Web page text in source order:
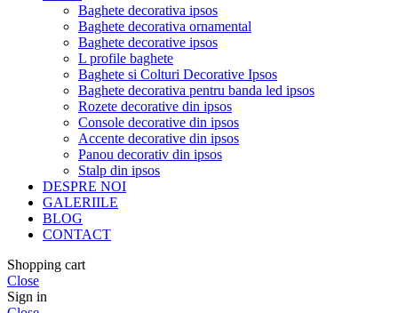
Baghete decorativa ipsos
Baghete decorativa ornamental
Baghete decorative ipsos
L profile baghete
Baghete si Colturi Decorative Ipsos
Baghete decorativa pentru banda led ipsos
Rozete decorative din ipsos
Console decorative din ipsos
Accente decorative din ipsos
Panou decorativ din ipsos
Stalp din ipsos
DESPRE NOI
GALERIILE
BLOG
CONTACT
Shopping cart
Close
Sign in